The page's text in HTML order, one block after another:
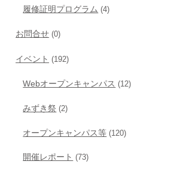
履修証明プログラム (4)
お問合せ (0)
イベント (192)
Webオープンキャンパス (12)
みずき祭 (2)
オープンキャンパス等 (120)
開催レポート (73)